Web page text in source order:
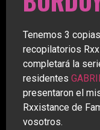
Tenemos 3
recopilatorios
completará la
residentes
presentaron el
Rxxistance de
vosotros.